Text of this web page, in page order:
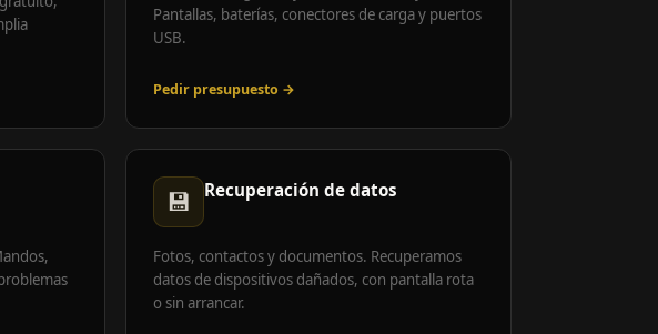
Pantallas, baterías, conectores de carga y puertos
USB.
Pedir presupuesto →
💾 Recuperación de datos
Fotos, contactos y documentos. Recuperamos
datos de dispositivos dañados, con pantalla rota
o sin arrancar.